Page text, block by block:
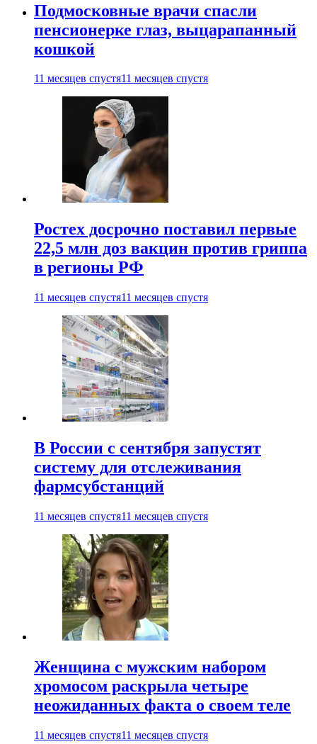
Подмосковные врачи спасли
пенсионерке глаз, выцарапанный
кошкой
11 месяцев спустя11 месяцев спустя
Ростех досрочно поставил первые
22,5 млн доз вакцин против гриппа
в регионы РФ
11 месяцев спустя11 месяцев спустя
В России с сентября запустят
систему для отслеживания
фармсубстанций
11 месяцев спустя11 месяцев спустя
Женщина с мужским набором
хромосом раскрыла четыре
неожиданных факта о своем теле
11 месяцев спустя11 месяцев спустя